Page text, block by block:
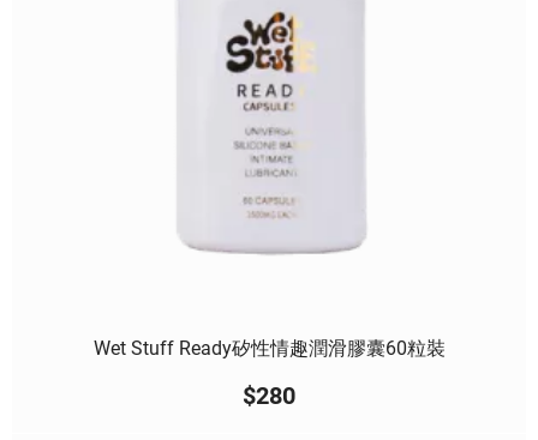
Wet Stuff Ready矽性情趣潤滑膠囊60粒裝
$280